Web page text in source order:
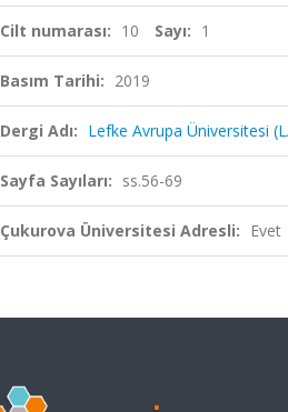
Cilt numarası: 10 Sayı: 1
Basım Tarihi: 2019
Dergi Adı: Lefke Avrupa Üniversitesi
Sayfa Sayıları: ss.56-69
Çukurova Üniversitesi Adresli: Evet